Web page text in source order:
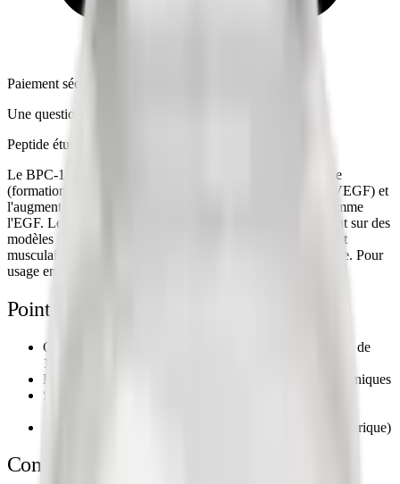
Paiement sécurisé
Une question ?
Peptide étudié dans 100+ publications peer-reviewed
Le BPC-157 est étudié pour sa stimulation de l'angiogenèse
(formation de nouveaux vaisseaux sanguins via le facteur VEGF) et
l'augmentation de l'expression de facteurs de croissance comme
l'EGF. Les études (100+ publications peer-reviewed) portent sur des
modèles précliniques de lésions tendineuses, ligamentaires et
musculaires. Le peptide présente une stabilité en milieu acide. Pour
usage en recherche uniquement.
Points clés de la littérature
Cicatrisation des tendons et ligaments étudiée dans plus de
100 publications peer-reviewed
Effets gastro-intestinaux étudiés dans les modèles précliniques
Stimulation des facteurs de croissance (VEGF, EGF) et
Stabilité en milieu acide (résistance à la dégradation gastrique)
Contexte scientifique